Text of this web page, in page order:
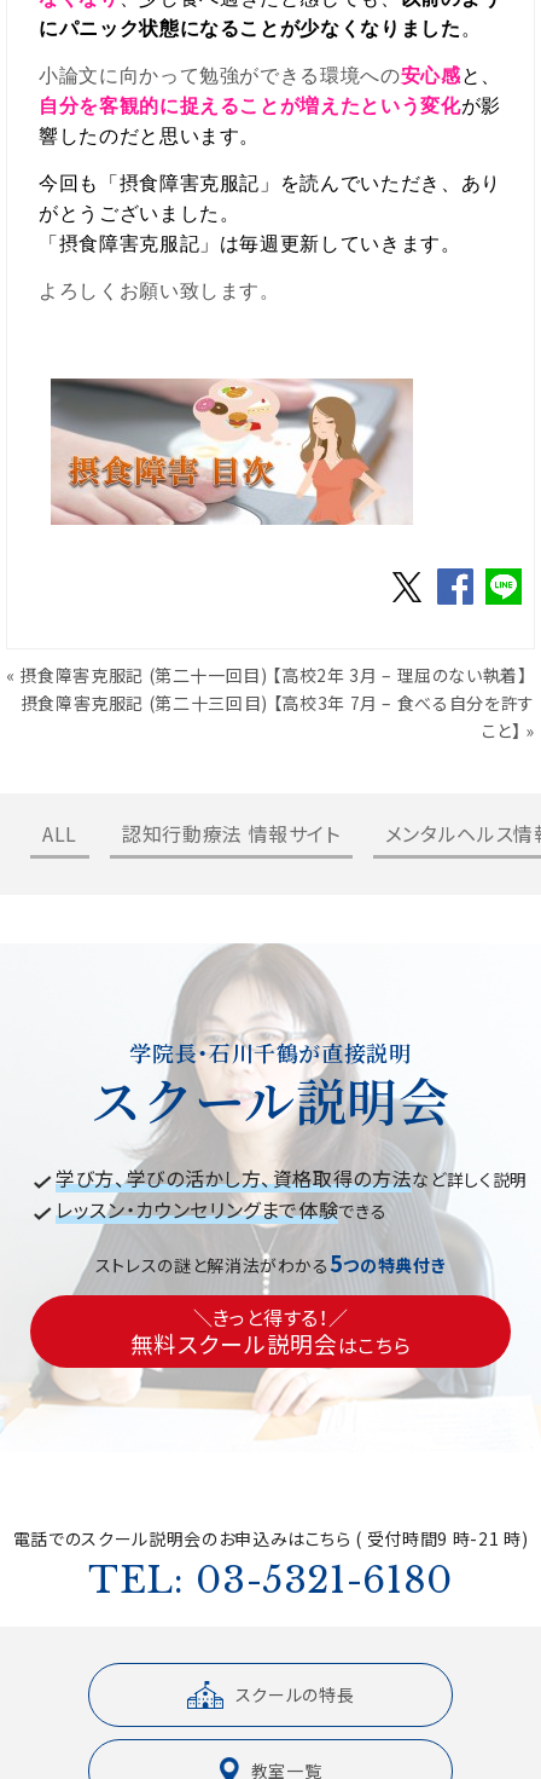
にパニック状態になることが少なくなりました 。
小論文に向かって勉強ができる環境への安心感と、
自分を客観的に捉えることが増えたという変化が影
響したのだと思います。
今回も「摂食障害克服記」を読んでいただき、あり
がとうございました。
「摂食障害克服記」は毎週更新していきます。
よろしくお願い致します。
« 摂食障害克服記 (第二十一回目) 【高校2年 3月 – 理屈のない執着】
摂食障害克服記 (第二十三回目) 【高校3年 7月 – 食べる自分を許す
こと】 »
ALL 認知行動療法 情報サイト メンタルヘルス
学院長・石川千鶴が直接説明
スクール説明会
学び方、学びの活かし方、資格取得の方法など詳しく説明
レッスン・カウンセリングまで体験できる
ストレスの謎と解消法がわかる 5つの特典付き
＼きっと得する！／
無料スクール説明会はこちら
電話でのスクール説明会のお申込みはこちら ( 受付時間9 時-21 時)
TEL: 03-5321-6180
スクールの特長
教室一覧